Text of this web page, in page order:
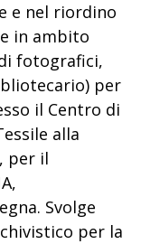
e nel riordino
in ambito
fotografici,
per
il Centro di
alla
per il
Svolge
per la